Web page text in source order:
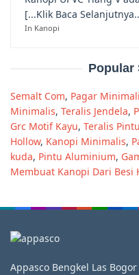
[...Klik Baca
In Kanopi
Popular
Semalt Com, Pagar
Minimalis, Teralis Jendela,
Grc Motif Kayu, Teralis Pintu
Hollow, Kanopi Minimalis,
kuda, Pintu Aluminium,
Membuat Kanopi Dari Besi
Appasco Bengkel Las